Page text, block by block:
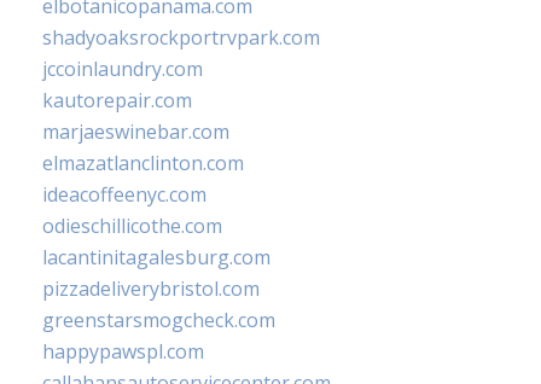
elbotanicopanama.com
shadyoaksrockportrvpark.com
jccoinlaundry.com
kautorepair.com
marjaeswinebar.com
elmazatlanclinton.com
ideacoffeenyc.com
odieschillicothe.com
lacantinitagalesburg.com
pizzadeliverybristol.com
greenstarsmogcheck.com
happypawspl.com